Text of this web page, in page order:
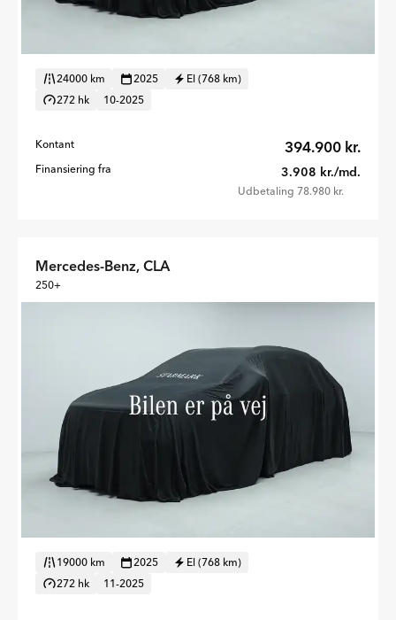
24000 km 2025
El (768 km)
272 hk
10-2025
Kontant 394.900 kr.
Finansiering fra 3.908 kr./md.
Udbetaling 78.980 kr.
Mercedes-Benz, CLA
250+
19000 km 2025
El (768 km)
272 hk
11-2025